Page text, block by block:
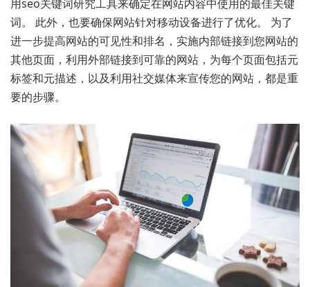
用seo关键词研究工具来确定在网站内容中使用的最佳关键
词。 此外，也要确保网站针对移动设备进行了优化。 为了
进一步提高网站的可见性和排名，实施内部链接到您网站的
其他页面，利用外部链接到可靠的网站，为每个页面包括元
标签和元描述，以及利用社交媒体来宣传您的网站，都是重
要的步骤。